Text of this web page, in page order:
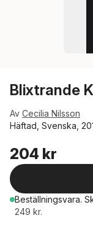
Blixtrande
Av Cecilia Nilsson
Häftad, Svenska,
204 kr
Beställningsvara.
249 kr.